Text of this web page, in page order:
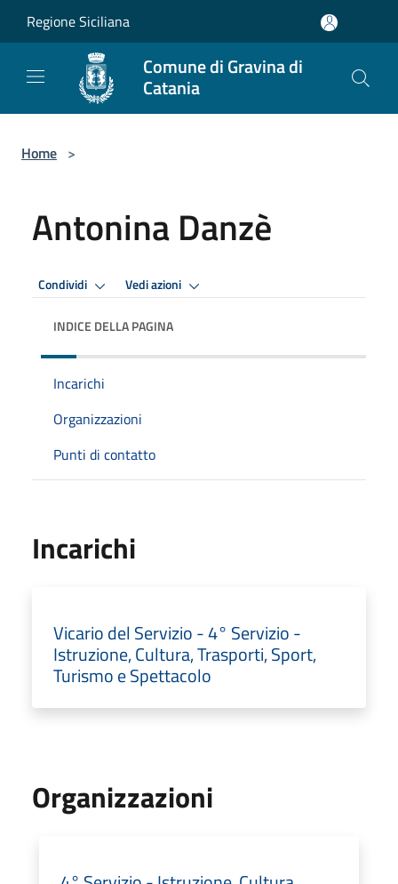
Regione Siciliana
Comune di Gravina di
Catania
Home >
Antonina Danzè
Condividi Vedi azioni
INDICE DELLA PAGINA
Incarichi
Organizzazioni
Punti di contatto
Incarichi
Vicario del Servizio - 4° Servizio -
Istruzione, Cultura, Trasporti, Sport,
Turismo e Spettacolo
Organizzazioni